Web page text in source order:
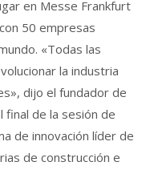
en Messe Frankfurt
con 50 empresas
«Todas las
la industria
dijo el fundador de
de la sesión de
de innovación líder de
de construcción e